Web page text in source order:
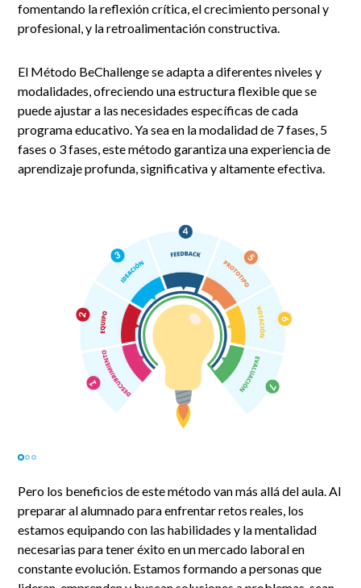
fomentando la reflexión crítica, el crecimiento personal y
profesional, y la retroalimentación constructiva.
El Método BeChallenge se adapta a diferentes niveles y
modalidades, ofreciendo una estructura flexible que se
puede ajustar a las necesidades específicas de cada
programa educativo. Ya sea en la modalidad de 7 fases, 5
fases o 3 fases, este método garantiza una experiencia de
aprendizaje profunda, significativa y altamente efectiva.
Pero los beneficios de este método van más allá del aula. Al
preparar al alumnado para enfrentar retos reales, los
estamos equipando con las habilidades y la mentalidad
necesarias para tener éxito en un mercado laboral en
constante evolución. Estamos formando a personas que